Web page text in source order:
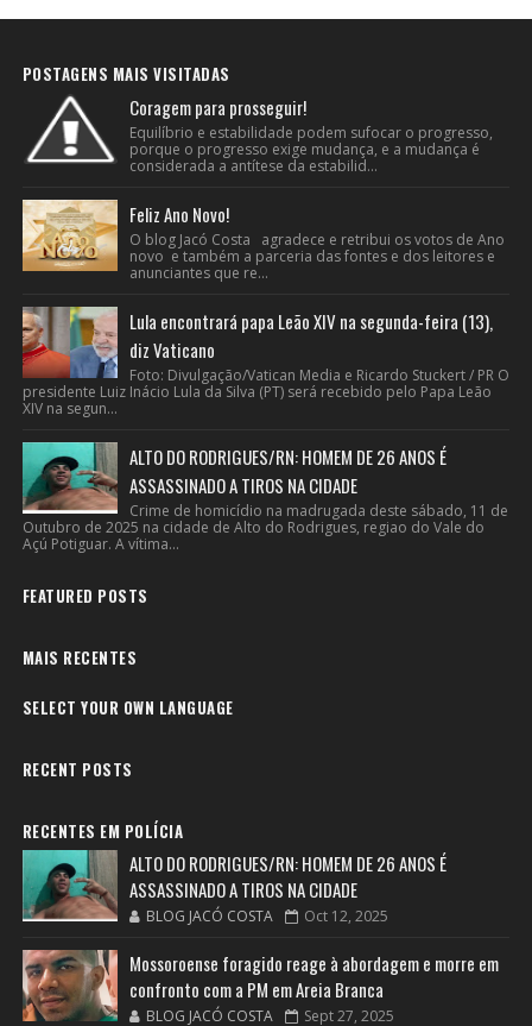
POSTAGENS MAIS VISITADAS
Coragem para prosseguir!
Equilíbrio e estabilidade podem sufocar o progresso,
porque o progresso exige mudança, e a mudança é
considerada a antítese da estabilid...
Feliz Ano Novo!
O blog Jacó Costa agradece e retribui os votos de Ano
novo e também a parceria das fontes e dos leitores e
anunciantes que re...
Lula encontrará papa Leão XIV na segunda-feira (13),
diz Vaticano
Foto: Divulgação/Vatican Media e Ricardo Stuckert / PR O
presidente Luiz Inácio Lula da Silva (PT) será recebido pelo Papa Leão
XIV na segun...
ALTO DO RODRIGUES/RN: HOMEM DE 26 ANOS É
ASSASSINADO A TIROS NA CIDADE
Crime de homicídio na madrugada deste sábado, 11 de
Outubro de 2025 na cidade de Alto do Rodrigues, regiao do Vale do
Açú Potiguar. A vítima...
FEATURED POSTS
MAIS RECENTES
SELECT YOUR OWN LANGUAGE
RECENT POSTS
RECENTES EM POLÍCIA
ALTO DO RODRIGUES/RN: HOMEM DE 26 ANOS É
ASSASSINADO A TIROS NA CIDADE
BLOG JACÓ COSTA Oct 12, 2025
Mossoroense foragido reage à abordagem e morre em
confronto com a PM em Areia Branca
BLOG JACÓ COSTA Sept 27, 2025